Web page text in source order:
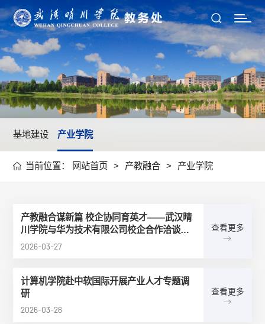
基地建设 产业学院
当前位置： 网站首页 > 产教融合 > 产业学院
产教融合谋新篇 校企协同育英才——武汉晴
川学院与华为技术有限公司校企合作洽谈会
顺利召开
2026-03-27
查看更多
计算机学院赴中软国际开展产业人才专题调
研
2026-03-26
查看更多